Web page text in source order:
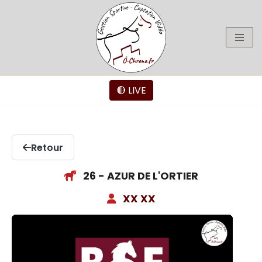
🔴 LIVE
Retour
26 - AZUR DE L'ORTIER
XX XX